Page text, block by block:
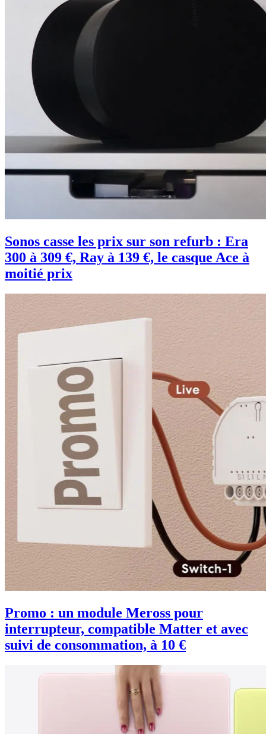
Sonos casse les prix sur son refurb : Era
300 à 309 €, Ray à 139 €, le casque Ace à
moitié prix
Promo : un module Meross pour
interrupteur, compatible Matter et avec
suivi de consommation, à 10 €